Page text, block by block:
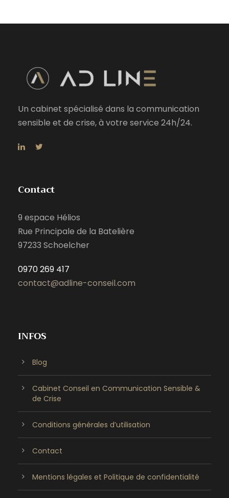
Un cabinet spécialisé dans la communication
sensible et de crise, à votre service 24h/24.
Contact
9 espace Hélios
Rue Principale de la Batelière
97233 Schoelcher
0970 269 417
contact@adline-conseil.com
INFOS
Blog
Cabinet Conseil en Communication Sensible &
de Crise
Conditions générales d’utilisation
Contact
Mentions légales et Politique de confidentialité